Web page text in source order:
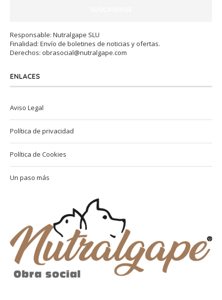
Responsable: Nutralgape SLU
Finalidad: Envío de boletines de noticias y ofertas.
Derechos: obrasocial@nutralgape.com
ENLACES
Aviso Legal
Política de privacidad
Política de Cookies
Un paso más